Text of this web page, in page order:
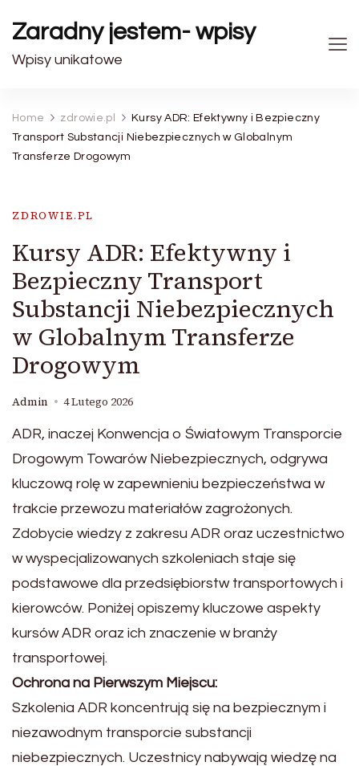
Zaradny jestem- wpisy
Wpisy unikatowe
Home zdrowie.pl
Kursy ADR: Efektywny i Bezpieczny
Transport Substancji Niebezpiecznych w Globalnym
Transferze Drogowym
ZDROWIE.PL
Kursy ADR: Efektywny i
Bezpieczny Transport
Substancji Niebezpiecznych
w Globalnym Transferze
Drogowym
Admin 4 Lutego 2026
ADR, inaczej Konwencja o Światowym Transporcie
Drogowym Towarów Niebezpiecznych, odgrywa
kluczową rolę w zapewnieniu bezpieczeństwa w
trakcie przewozu materiałów zagrożonych.
Zdobycie wiedzy z zakresu ADR oraz uczestnictwo
w wyspecjalizowanych szkoleniach staje się
podstawowe dla przedsiębiorstw transportowych i
kierowców. Poniżej opiszemy kluczowe aspekty
kursów ADR oraz ich znaczenie w branży
transportowej.
Ochrona na Pierwszym Miejscu:
Szkolenia ADR koncentrują się na bezpiecznym i
niezawodnym transporcie substancji
niebezpiecznych. Uczestnicy nabywają wiedzę na